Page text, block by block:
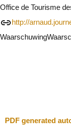
Office de Tourisme
http://
Waarschuwing
PDF generated